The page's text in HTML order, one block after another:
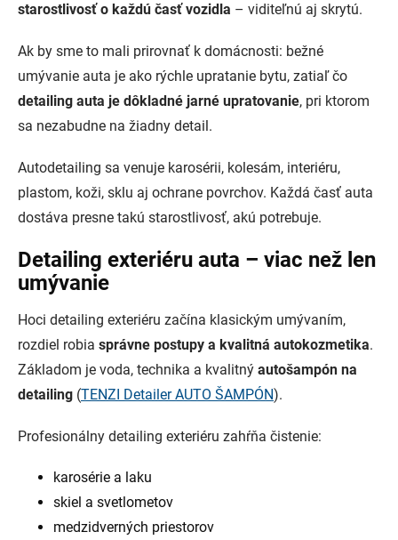
starostlivosť o každú časť vozidla – viditeľnú aj skrytú.
Ak by sme to mali prirovnať k domácnosti: bežné
umývanie auta je ako rýchle upratanie bytu, zatiaľ čo
detailing auta je dôkladné jarné upratovanie, pri ktorom
sa nezabudne na žiadny detail.
Autodetailing sa venuje karosérii, kolesám, interiéru,
plastom, koži, sklu aj ochrane povrchov. Každá časť auta
dostáva presne takú starostlivosť, akú potrebuje.
Detailing exteriéru auta – viac než len
umývanie
Hoci detailing exteriéru začína klasickým umývaním,
rozdiel robia správne postupy a kvalitná autokozmetika.
Základom je voda, technika a kvalitný autošampón na
detailing (TENZI Detailer AUTO ŠAMPÓN).
Profesionálny detailing exteriéru zahŕňa čistenie:
karosérie a laku
skiel a svetlometov
medzidverných priestorov